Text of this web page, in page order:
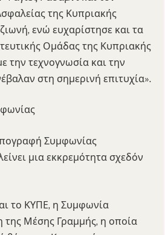
της Κυπριακής
ενώ ευχαρίστησε και τα
Ομάδας της Κυπριακής
την τεχνογνωσία και την
στη σημερινή επιτυχία».
Συμφωνίας
μια εκκρεμότητα σχεδόν
το ΚΥΠΕ, η Συμφωνία
της Μέσης Γραμμής, η οποία